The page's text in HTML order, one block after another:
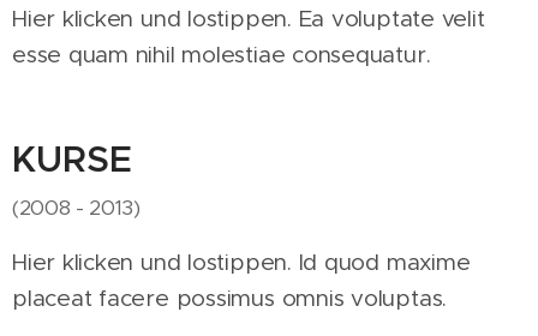
Hier klicken und lostippen. Ea voluptate velit
esse quam nihil molestiae consequatur.
KURSE
(2008 - 2013)
Hier klicken und lostippen. Id quod maxime
placeat facere possimus omnis voluptas.